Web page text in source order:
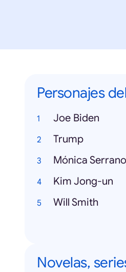
Personajes
Joe Biden
Trump
Mónica Serrano
Kim Jong-un
Will Smith
Novelas,